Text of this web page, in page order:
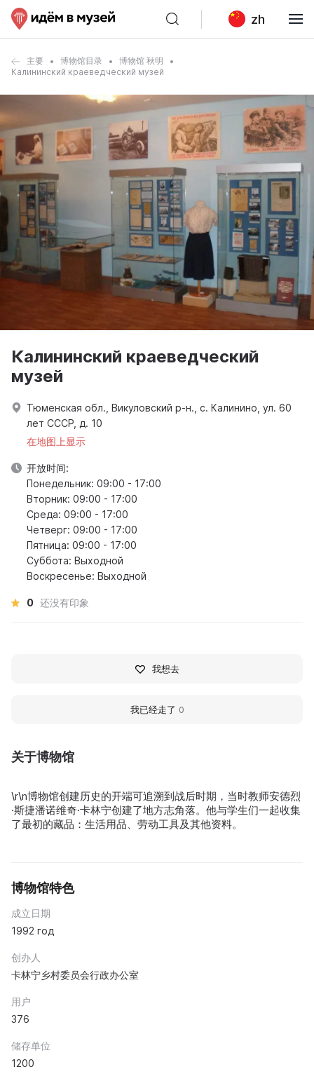
zh
主要 博物馆目录
博物馆 秋明
Калининский краеведческий музей
关于博物馆
\r\n博物馆创建历史的开端可追溯到战后时期，当时教师安德烈
·斯捷潘诺维奇·卡林宁创建了地方志角落。他与学生们一起收集
了最初的藏品：生活用品、劳动工具及其他资料。
博物馆特色
成立日期
1992 год
创办人
卡林宁乡村委员会行政办公室
用户
376
储存单位
1200
Калининский краеведческий
музей
Тюменская обл., Викуловский р-н., с. Калинино, ул. 60
лет СССР, д. 10
在地图上显示
开放时间:
Понедельник: 09:00 - 17:00
Вторник: 09:00 - 17:00
Среда: 09:00 - 17:00
Четверг: 09:00 - 17:00
Пятница: 09:00 - 17:00
Суббота: Выходной
Воскресенье: Выходной
0 还没有印象
我想去
我已经走了 0